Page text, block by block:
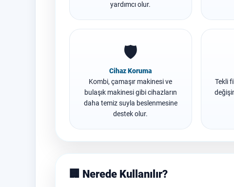
yardımcı olur.
🛡️
Cihaz Koruma
Kombi, çamaşır makinesi ve
bulaşık makinesi gibi cihazların
daha temiz suyla beslenmesine
destek olur.
Tekli
🏢 Nerede Kullanılır?